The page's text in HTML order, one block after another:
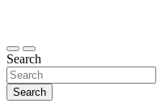
Search
Search